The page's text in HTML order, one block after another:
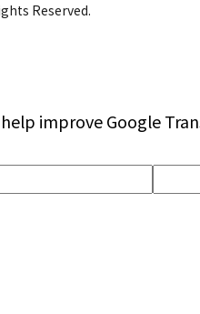
Reserved.
improve Google